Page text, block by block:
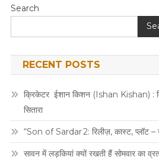
Search
RECENT POSTS
क्रिकेटर ईशान किशन (Ishan Kishan) :
सितारा
“Son of Sardar 2: रिलीज़, कास्ट, प्लॉट –
सावन में लड़कियां क्यों रखती हैं सोमवार का